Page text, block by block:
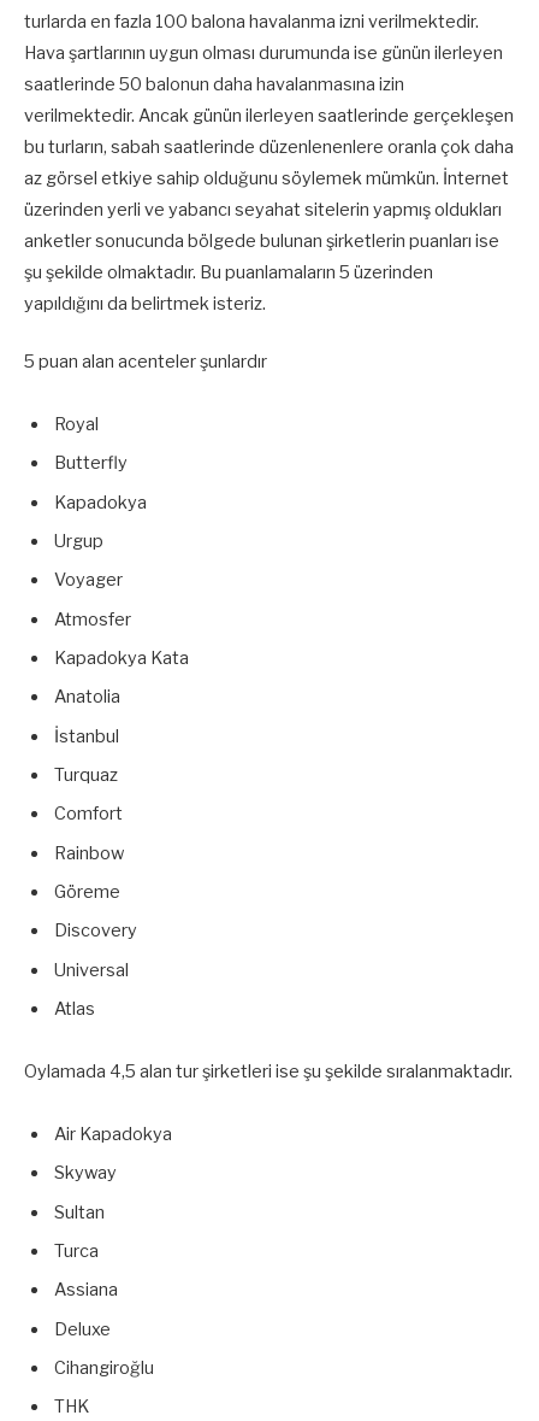
turlarda en fazla 100 balona havalanma izni verilmektedir.
Hava şartlarının uygun olması durumunda ise günün ilerleyen
saatlerinde 50 balonun daha havalanmasına izin
verilmektedir. Ancak günün ilerleyen saatlerinde gerçekleşen
bu turların, sabah saatlerinde düzenlenenlere oranla çok daha
az görsel etkiye sahip olduğunu söylemek mümkün. İnternet
üzerinden yerli ve yabancı seyahat sitelerin yapmış oldukları
anketler sonucunda bölgede bulunan şirketlerin puanları ise
şu şekilde olmaktadır. Bu puanlamaların 5 üzerinden
yapıldığını da belirtmek isteriz.
5 puan alan acenteler şunlardır
Royal
Butterfly
Kapadokya
Urgup
Voyager
Atmosfer
Kapadokya Kata
Anatolia
İstanbul
Turquaz
Comfort
Rainbow
Göreme
Discovery
Universal
Atlas
Oylamada 4,5 alan tur şirketleri ise şu şekilde sıralanmaktadır.
Air Kapadokya
Skyway
Sultan
Turca
Assiana
Deluxe
Cihangiroğlu
THK